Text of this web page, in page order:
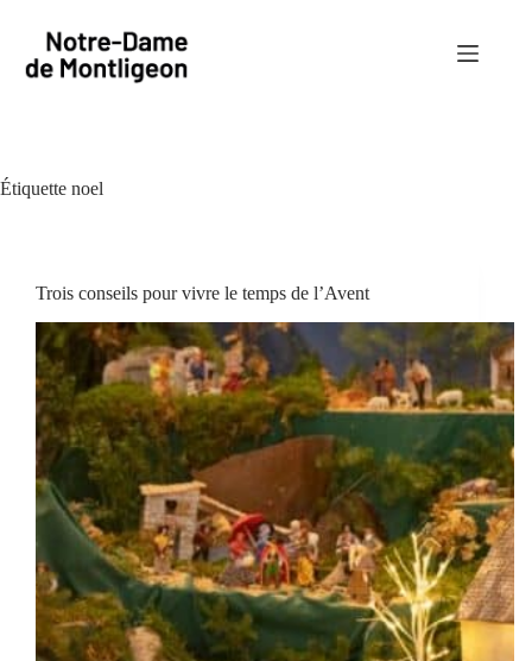
contenu
Étiquette noel
Trois conseils pour vivre le temps de l’Avent